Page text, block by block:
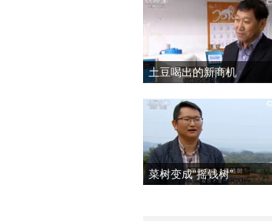
土豆喝出的新商机
菜树变成“摇钱树”